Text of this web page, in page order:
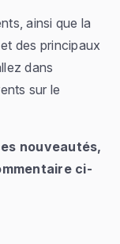
ainsi que la
des principaux
dans
sur le
nouveautés,
ci-